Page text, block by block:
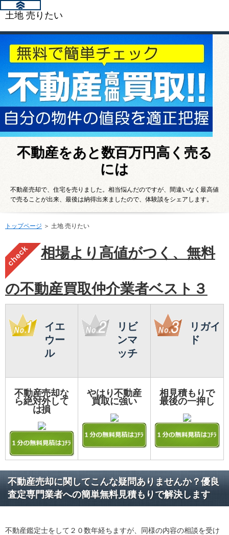
土地 売りたい
不動産をあと数百万円高く売る
には
不動産売却で、住宅を売りました。相当悩んだのですが、間違いなく最高値
で売ることが出来、最後は納得出来ましたので、体験談をシェアします。
トップページ ＞ 土地 売りたい
相場より高値がつく、無料
の不動産買取仲介業者ベスト３
イエ
ウー
ル
リビ
ンマ
ッチ
リガイ
ド
不動産売却な
ら絶対外して
は損
やはり不動産
買取に強い
相見積もりで
最後の一押し
不動産売却に関してこんな疑問ありませんか？優良
査定専門業者への簡単無料見積もりで解決します
不動産鑑定士をして２０数年経ちますが、同様の内容の相談を受け